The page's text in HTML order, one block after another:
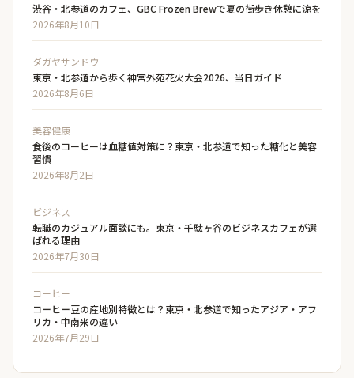
渋谷・北参道のカフェ、GBC Frozen Brewで夏の街歩き休憩に涼を
2026年8月10日
ダガヤサンドウ
東京・北参道から歩く神宮外苑花火大会2026、当日ガイド
2026年8月6日
美容健康
食後のコーヒーは血糖値対策に？東京・北参道で知った糖化と美容
習慣
2026年8月2日
ビジネス
転職のカジュアル面談にも。東京・千駄ヶ谷のビジネスカフェが選
ばれる理由
2026年7月30日
コーヒー
コーヒー豆の産地別特徴とは？東京・北参道で知ったアジア・アフ
リカ・中南米の違い
2026年7月29日